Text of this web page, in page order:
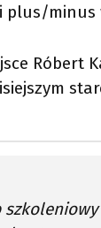
plus/minus
Róbert